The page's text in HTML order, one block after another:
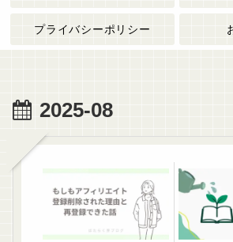
プライバシーポリシー
2025-08